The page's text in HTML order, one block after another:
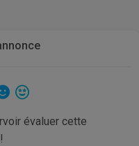
évaluer cette